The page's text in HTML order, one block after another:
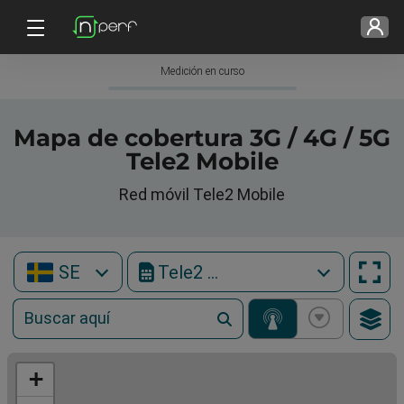
Medición en curso
Mapa de cobertura 3G / 4G / 5G
Tele2 Mobile
Red móvil Tele2 Mobile
SE Tele2 Mobile
+